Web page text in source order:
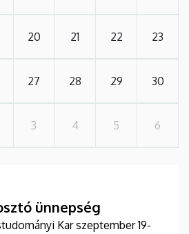
20 21 22 23
27 28 29 30
3 4 5 6
ünnepség
Kar szeptember 19-